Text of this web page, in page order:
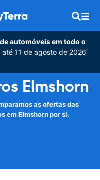
automóveis em todo o
11 de agosto de 2026
Elmshorn
as ofertas das
em Elmshorn por si.